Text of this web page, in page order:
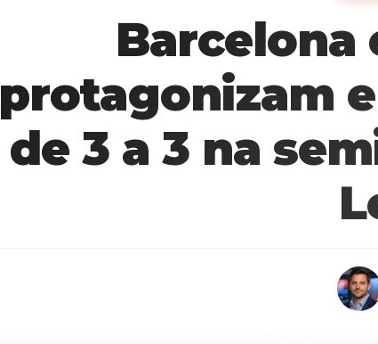
Barcelona
protagonizam
de 3 a 3 na